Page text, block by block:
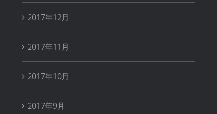
2017年12月
2017年11月
2017年10月
2017年9月